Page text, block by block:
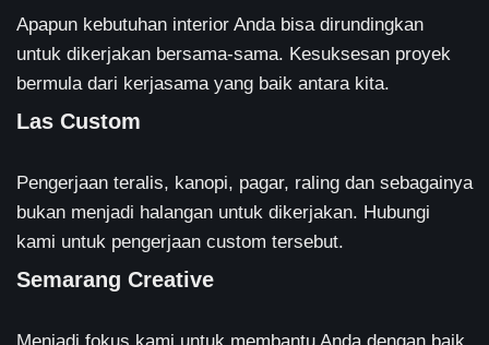
Apapun kebutuhan interior Anda bisa dirundingkan
untuk dikerjakan bersama-sama. Kesuksesan proyek
bermula dari kerjasama yang baik antara kita.
Las Custom
Pengerjaan teralis, kanopi, pagar, raling dan sebagainya
bukan menjadi halangan untuk dikerjakan. Hubungi
kami untuk pengerjaan custom tersebut.
Semarang Creative